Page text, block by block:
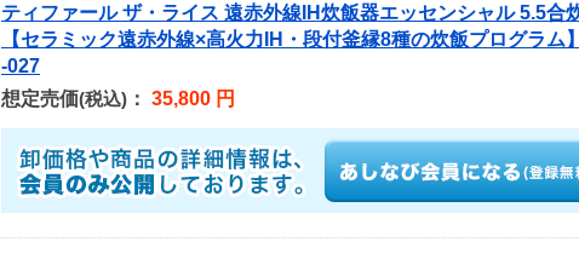
ティファール ザ・ライス 遠赤外線IH炊飯器エッセンシャル 5.5合
【セラミック遠赤外線×高火力IH・段付釜縁8種の炊飯プログラム
-027
想定売価(税込) ： 35,800 円